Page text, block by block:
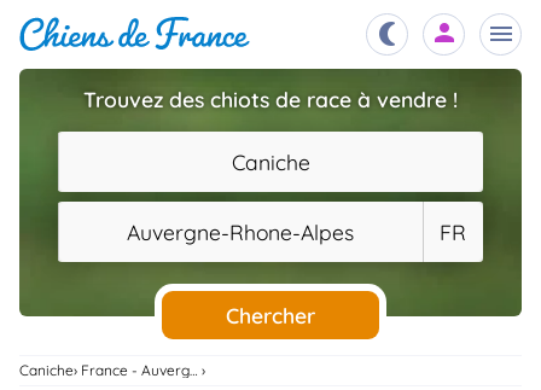
Chiots
Éleveurs
Étalons
Chiens
Trouvez des chiots de race à vendre !
Caniche
Auvergne-Rhone-Alpes FR
Chercher
Caniche France - Auvergne-Rhone-Alpes